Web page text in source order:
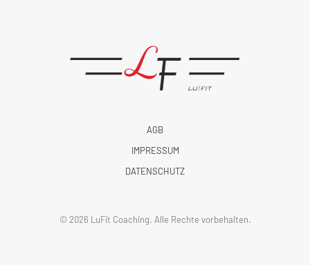
AGB
IMPRESSUM
DATENSCHUTZ
©2026 LuFit Coaching. Alle Rechte vorbehalten.